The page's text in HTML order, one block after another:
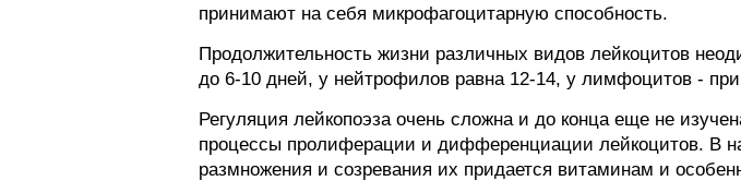
принимают на себя микрофагоцитарную способность.
Продолжительность жизни различных видов лейкоцитов
до 6-10 дней, у нейтрофилов равна 12-14, у лимфоцитов -
Регуляция лейкопоэза очень сложна и до конца еще не
процессы пролиферации и дифференциации лейкоцитов. В
размножения и созревания их придается витаминам и